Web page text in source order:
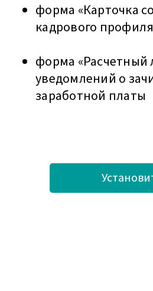
форма «Карточка
кадрового
форма «Расчетный
уведомлений о
заработной платы